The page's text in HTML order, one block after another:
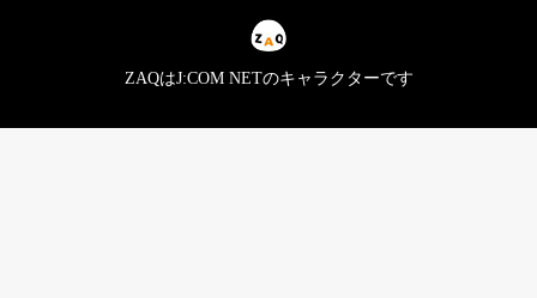
ZAQはJ:COM NETのキャラクターです